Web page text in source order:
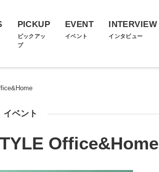
PICKUP
ピックアッ
プ
EVENT
イベント
INTERVIEW
インタビュー
イベント
Office&Home